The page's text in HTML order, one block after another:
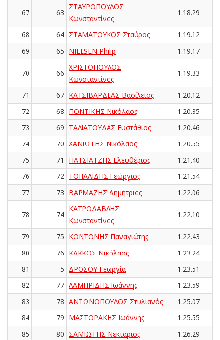
67 63
ΣΤΑΥΡΟΠΟΥΛΟΣ
Κωνσταντίνος
1.18.29
68 64 ΣΤΑΜΑΤΟΥΚΟΣ Σταύρος
1.19.12
69
65 NIELSEN Philip 1.19.17
70 66
ΧΡΙΣΤΟΠΟΥΛΟΣ
Κωνσταντίνος
1.19.33
71 67 ΚΑΤΣΙΒΑΡΔΕΑΣ Βασίλειος
1.20.12
72
68 ΠΟΝΤΙΚΗΣ Νικόλαος
1.20.35
73
69 ΤΑΛΙΑΤΟΥΔΑΣ Ευστάθιος
1.20.46
74
70 ΧΑΝΙΩΤΗΣ Νικόλαος
1.20.55
75
71 ΠΑΤΣΙΑΤΖΗΣ Ελευθέριος
1.21.40
76
72 ΤΟΠΑΛΙΔΗΣ Γεώργιος
1.21.54
77
73 ΒΑΡΜΑΖΗΣ Δημήτριος 1.22.06
78 74
ΚΑΤΡΟΔΑΒΛΗΣ
Κωνσταντίνος
1.22.10
79 75 ΚΟΝΤΟΝΗΣ Παναγιώτης
1.22.43
80
76 ΚΑΚΚΟΣ Νικόλαος
1.23.24
81
5 ΔΡΟΣΟΥ Γεωργία
1.23.51
82
77 ΛΑΜΠΡΙΔΗΣ Ιωάννης
1.23.59
83
78 ΑΝΤΩΝΟΠΟΥΛΟΣ Στυλιανός
1.25.07
84
79 ΜΑΣΤΟΡΑΚΗΣ Ιωάννης
1.25.55
85
80 ΣΑΜΙΩΤΗΣ Νεκτάριος
1.26.29